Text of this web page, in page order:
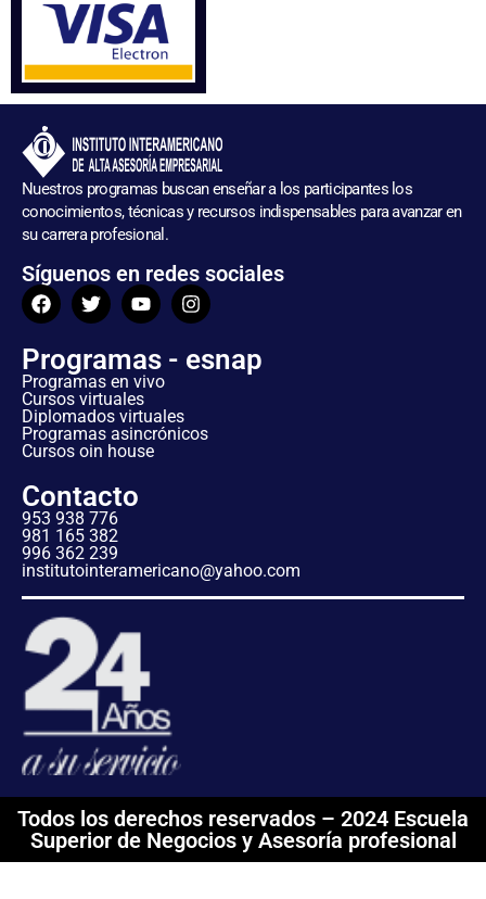
Nuestros programas buscan enseñar a los participantes los
conocimientos, técnicas y recursos indispensables para avanzar en
su carrera profesional.
Síguenos en redes sociales
Programas - esnap
Programas en vivo
Cursos virtuales
Diplomados virtuales
Programas asincrónicos
Cursos oin house
Contacto
953 938 776
981 165 382
996 362 239
institutointeramericano@yahoo.com
Todos los derechos reservados – 2024 Escuela
Superior de Negocios y Asesoría profesional